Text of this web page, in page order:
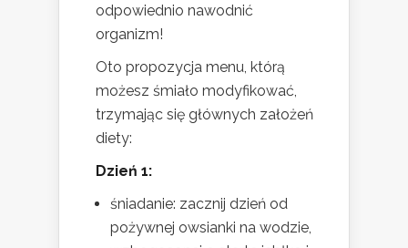
odpowiednio nawodnić
organizm!
Oto propozycja menu, którą
możesz śmiało modyfikować,
trzymając się głównych założeń
diety:
Dzień 1:
śniadanie: zacznij dzień od
pożywnej owsianki na wodzie,